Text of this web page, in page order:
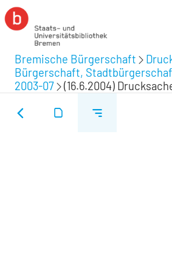
Bremische Bürgerschaft
Bürgerschaft,
2003-07
(16.6.2004)